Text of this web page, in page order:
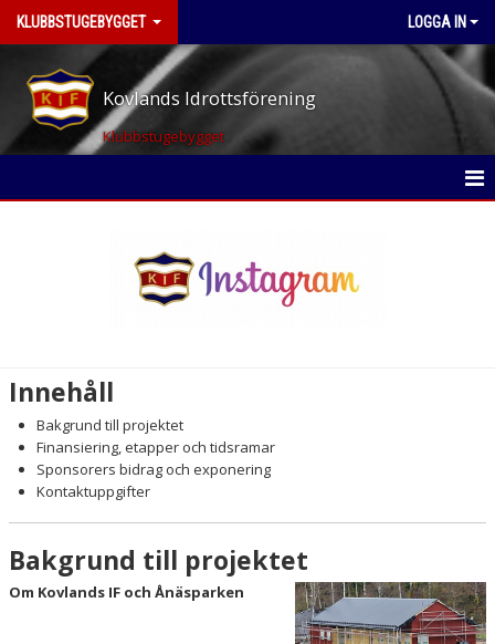
KLUBBSTUGEBYGGET LOGGA IN
Kovlands Idrottsförening
Klubbstugebygget
Innehåll
Bakgrund till projektet
Finansiering, etapper och tidsramar
Sponsorers bidrag och exponering
Kontaktuppgifter
Bakgrund till projektet
Om Kovlands IF och Ånäsparken